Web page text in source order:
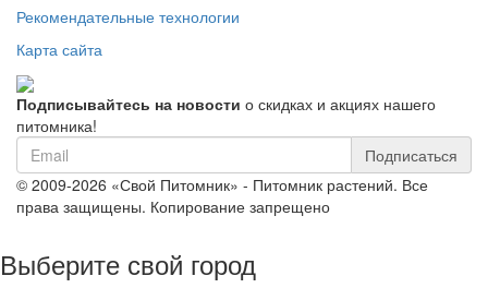
Рекомендательные технологии
Карта сайта
Подписывайтесь на новости о скидках и акциях нашего
питомника!
Подписаться
© 2009-2026 «Свой Питомник» - Питомник растений. Все
права защищены. Копирование запрещено
Выберите свой город